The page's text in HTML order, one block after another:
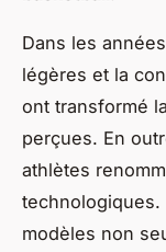
Dans les
légères et la
ont transformé
perçues. En
athlètes
technologiques.
modèles non